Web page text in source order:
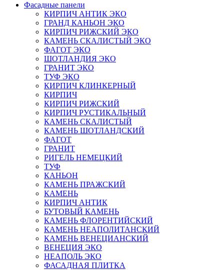
Фасадные панели
КИРПИЧ АНТИК ЭКО
ГРАНД КАНЬОН ЭКО
КИРПИЧ РИЖСКИЙ ЭКО
КАМЕНЬ СКАЛИСТЫЙ ЭКО
ФАГОТ ЭКО
ШОТЛАНДИЯ ЭКО
ГРАНИТ ЭКО
ТУФ ЭКО
КИРПИЧ КЛИНКЕРНЫЙ
КИРПИЧ
КИРПИЧ РИЖСКИЙ
КИРПИЧ РУСТИКАЛЬНЫЙ
КАМЕНЬ СКАЛИСТЫЙ
КАМЕНЬ ШОТЛАНДСКИЙ
ФАГОТ
ГРАНИТ
РИГЕЛЬ НЕМЕЦКИЙ
ТУФ
КАНЬОН
КАМЕНЬ ПРАЖСКИЙ
КАМЕНЬ
КИРПИЧ АНТИК
БУТОВЫЙ КАМЕНЬ
КАМЕНЬ ФЛОРЕНТИЙСКИЙ
КАМЕНЬ НЕАПОЛИТАНСКИЙ
КАМЕНЬ ВЕНЕЦИАНСКИЙ
ВЕНЕЦИЯ ЭКО
НЕАПОЛЬ ЭКО
ФАСАДНАЯ ПЛИТКА